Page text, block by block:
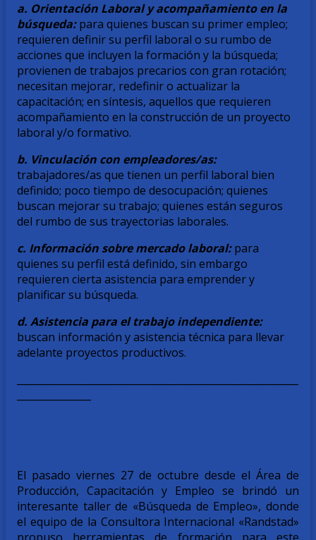
a. Orientación Laboral y acompañamiento en la
búsqueda:para quienes buscan su primer empleo;
requieren definir su perfil laboral o su rumbo de
acciones que incluyen la formación y la búsqueda;
provienen de trabajos precarios con gran rotación;
necesitan mejorar, redefinir o actualizar la
capacitación; en síntesis, aquellos que requieren
acompañamiento en la construcción de un proyecto
laboral y/o formativo.
b. Vinculación con empleadores/as:
trabajadores/as que tienen un perfil laboral bien
definido; poco tiempo de desocupación; quienes
buscan mejorar su trabajo; quienes están seguros
del rumbo de sus trayectorias laborales.
c. Información sobre mercado laboral:para
quienes su perfil está definido, sin embargo
requieren cierta asistencia para emprender y
planificar su búsqueda.
d. Asistencia para el trabajo independiente:
buscan información y asistencia técnica para llevar
adelante proyectos productivos.
El pasado viernes 27 de octubre desde el Área de
Producción, Capacitación y Empleo se brindó un
interesante taller de «Búsqueda de Empleo», donde
el equipo de la Consultora Internacional «Randstad»